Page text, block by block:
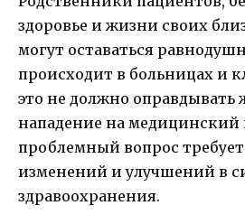
здоровье и жизни своих
могут оставаться
происходит в больницах и
это не должно оправдывать
нападение на медицинский
проблемный вопрос
изменений и улучшений в
здравоохранения.